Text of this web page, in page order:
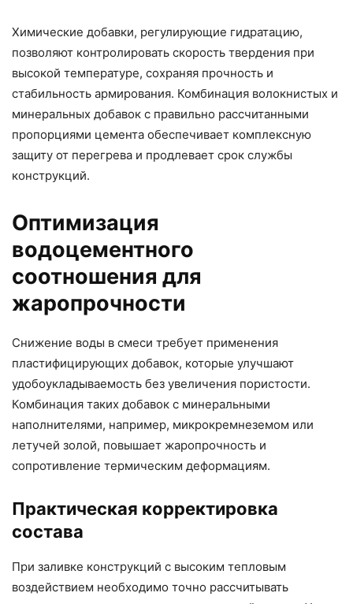
Химические добавки, регулирующие гидратацию,
позволяют контролировать скорость твердения при
высокой температуре, сохраняя прочность и
стабильность армирования. Комбинация волокнистых и
минеральных добавок с правильно рассчитанными
пропорциями цемента обеспечивает комплексную
защиту от перегрева и продлевает срок службы
конструкций.
Оптимизация
водоцементного
соотношения для
жаропрочности
Снижение воды в смеси требует применения
пластифицирующих добавок, которые улучшают
удобоукладываемость без увеличения пористости.
Комбинация таких добавок с минеральными
наполнителями, например, микрокремнеземом или
летучей золой, повышает жаропрочность и
сопротивление термическим деформациям.
Практическая корректировка
состава
При заливке конструкций с высоким тепловым
воздействием необходимо точно рассчитывать